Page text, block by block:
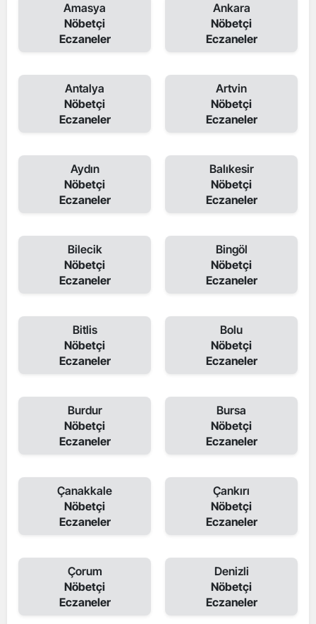
Amasya
Nöbetçi
Eczaneler
Ankara
Nöbetçi
Eczaneler
Antalya
Nöbetçi
Eczaneler
Artvin
Nöbetçi
Eczaneler
Aydın
Nöbetçi
Eczaneler
Balıkesir
Nöbetçi
Eczaneler
Bilecik
Nöbetçi
Eczaneler
Bingöl
Nöbetçi
Eczaneler
Bitlis
Nöbetçi
Eczaneler
Bolu
Nöbetçi
Eczaneler
Burdur
Nöbetçi
Eczaneler
Bursa
Nöbetçi
Eczaneler
Çanakkale
Nöbetçi
Eczaneler
Çankırı
Nöbetçi
Eczaneler
Çorum
Nöbetçi
Eczaneler
Denizli
Nöbetçi
Eczaneler